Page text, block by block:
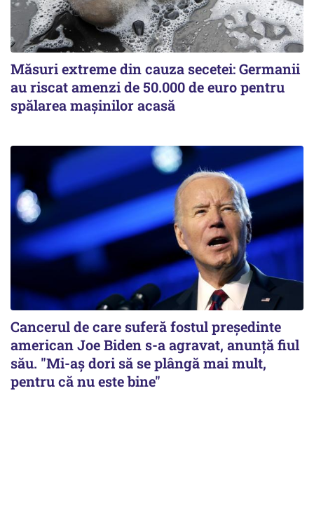
Măsuri extreme din cauza secetei: Germanii
au riscat amenzi de 50.000 de euro pentru
spălarea mașinilor acasă
Cancerul de care suferă fostul preşedinte
american Joe Biden s-a agravat, anunță fiul
său. "Mi-aș dori să se plângă mai mult,
pentru că nu este bine"